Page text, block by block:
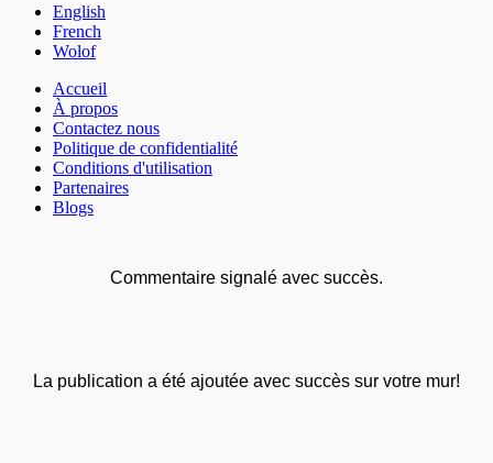
English
French
Wolof
Accueil
À propos
Contactez nous
Politique de confidentialité
Conditions d'utilisation
Partenaires
Blogs
Commentaire signalé avec succès.
La publication a été ajoutée avec succès sur votre mur!